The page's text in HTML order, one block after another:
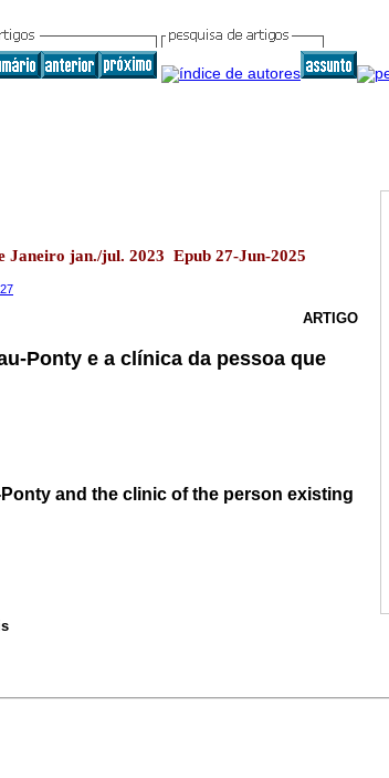
Janeiro jan./jul. 2023 Epub 27-Jun-2025
ARTIGO
Ponty e a clínica da pessoa que
and the clinic of the person existing